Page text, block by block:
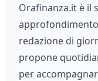
Orafinanza.it è il
redazione di
propone
per